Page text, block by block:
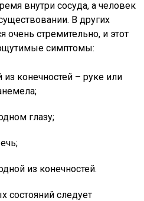
внутри сосуда, а человек
В других
очень стремительно, и этот
симптомы:
конечностей – руке или
глазу;
из конечностей.
состояний следует